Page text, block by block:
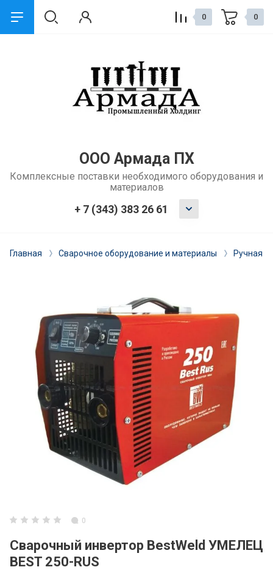
Сервис и поддержка
Способы оплаты
Ремонт и услуги
ООО Армада ПХ
Комплексные поставки необходимого оборудования и
материалов
+ 7 (343) 383 26 61
0 0
Главная Сварочное оборудование и материалы Ручная
0
Сварочный инвертор BestWeld УМЕЛЕЦ
BEST 250-RUS